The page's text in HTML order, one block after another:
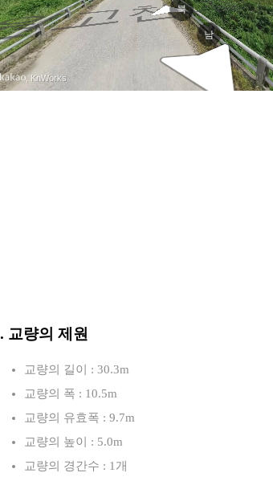
천1길
북
남
, KnWorks
교량의 제원
교량의 길이 : 30.3m
교량의 폭 : 10.5m
교량의 유효폭 : 9.7m
교량의 높이 : 5.0m
교량의 경간수 : 1개